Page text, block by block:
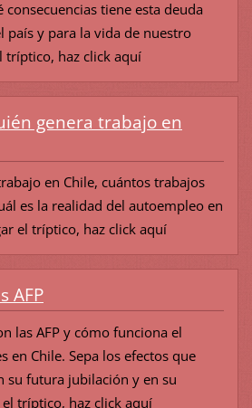
consecuencias tiene esta deuda
país y para la vida de nuestro
tríptico, haz click aquí
genera trabajo en
en Chile, cuántos trabajos
es la realidad del autoempleo en
el tríptico, haz click aquí
AFP
las AFP y cómo funciona el
en Chile. Sepa los efectos que
su futura jubilación y en su
tríptico, haz click aquí